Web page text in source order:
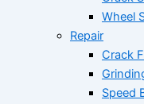
Wheel
Repair
Crack
Speed